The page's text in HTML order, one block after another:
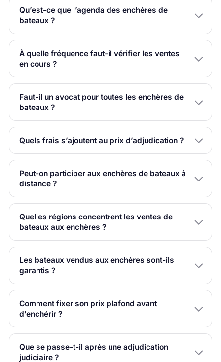
Qu’est-ce que l’agenda des enchères de
bateaux ?
À quelle fréquence faut-il vérifier les ventes
en cours ?
Faut-il un avocat pour toutes les enchères de
bateaux ?
Quels frais s’ajoutent au prix d’adjudication ?
Peut-on participer aux enchères de bateaux à
distance ?
Quelles régions concentrent les ventes de
bateaux aux enchères ?
Les bateaux vendus aux enchères sont-ils
garantis ?
Comment fixer son prix plafond avant
d’enchérir ?
Que se passe-t-il après une adjudication
judiciaire ?